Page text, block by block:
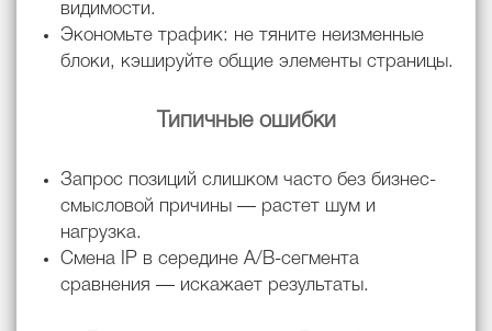
видимости.
Экономьте трафик: не тяните неизменные
блоки, кэшируйте общие элементы страницы.
Типичные ошибки
Запрос позиций слишком часто без бизнес-
смысловой причины — растет шум и
нагрузка.
Смена IP в середине A/B-сегмента
сравнения — искажает результаты.